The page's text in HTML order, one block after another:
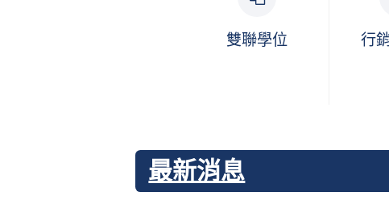
雙聯學位 行
最新消息